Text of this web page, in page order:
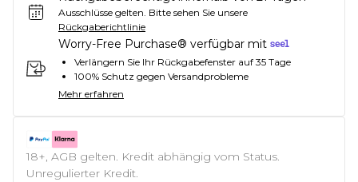
Ausschlüsse gelten. Bitte sehen Sie unsere
Rückgaberichtlinie
Worry-Free Purchase® verfügbar mit
Verlängern Sie Ihr Rückgabefenster auf 35 Tage
100% Schutz gegen Versandprobleme
Mehr erfahren
18+, AGB gelten. Kredit abhängig vom Status.
Unregulierter Kredit.